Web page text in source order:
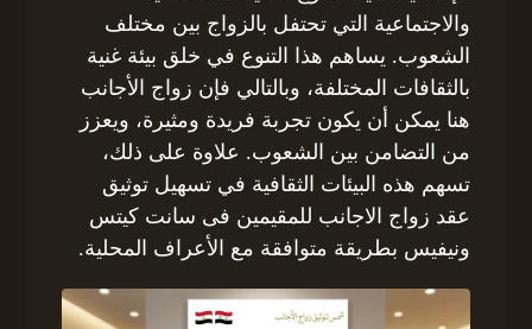
والاجتماعية التي تحتفل بالزواج بين مختلف
الشعوب. يساهم هذا التنوع في خلق بيئة غنية
بالثقافات المختلفة، وبالتالي فإن زواج الأجانب
هنا يمكن أن يكون تجربة فريدة ومثيرة، ويعزز
من التضامن بين الشعوب. علاوة على ذلك،
تسهم هذه البيئات الثقافية في تسهيل توثيق
عقد زواج الاجانب للمقيمين فى سانت كيتس
ونيفيس بطريقة متوافقة مع الأعراف المحلية.